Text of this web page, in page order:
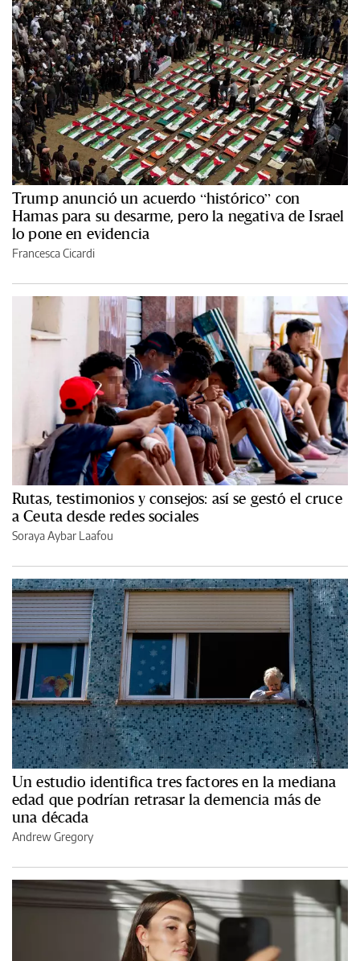
Trump anunció un acuerdo “histórico” con
Hamas para su desarme, pero la negativa de Israel
lo pone en evidencia
Francesca Cicardi
Rutas, testimonios y consejos: así se gestó el cruce
a Ceuta desde redes sociales
Soraya Aybar Laafou
Un estudio identifica tres factores en la mediana
edad que podrían retrasar la demencia más de
una década
Andrew Gregory